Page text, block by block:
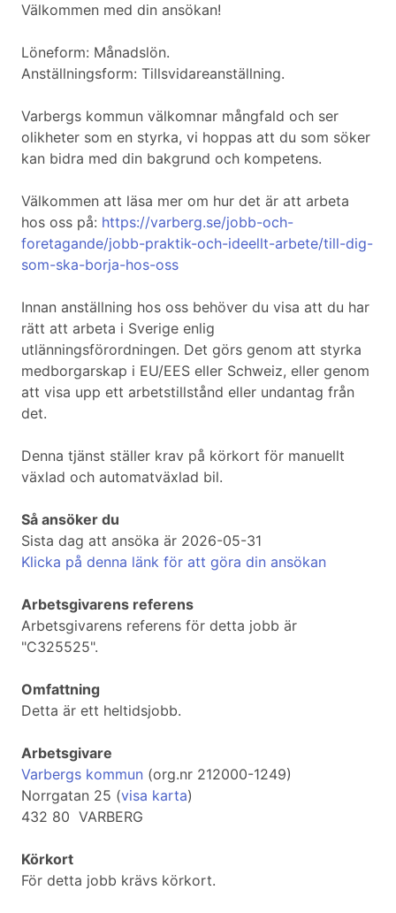
Välkommen med din ansökan!
Löneform: Månadslön.
Anställningsform: Tillsvidareanställning.
Varbergs kommun välkomnar mångfald och ser
olikheter som en styrka, vi hoppas att du som söker
kan bidra med din bakgrund och kompetens.
Välkommen att läsa mer om hur det är att arbeta
hos oss på: https://varberg.se/jobb-och-
foretagande/jobb-praktik-och-ideellt-arbete/till-dig-
som-ska-borja-hos-oss
Innan anställning hos oss behöver du visa att du har
rätt att arbeta i Sverige enlig
utlänningsförordningen. Det görs genom att styrka
medborgarskap i EU/EES eller Schweiz, eller genom
att visa upp ett arbetstillstånd eller undantag från
det.
Denna tjänst ställer krav på körkort för manuellt
växlad och automatväxlad bil.
Så ansöker du
Sista dag att ansöka är 2026-05-31
Klicka på denna länk för att göra din ansökan
Arbetsgivarens referens
Arbetsgivarens referens för detta jobb är
"C325525".
Omfattning
Detta är ett heltidsjobb.
Arbetsgivare
Varbergs kommun (org.nr 212000-1249)
Norrgatan 25 (visa karta)
432 80 VARBERG
Körkort
För detta jobb krävs körkort.